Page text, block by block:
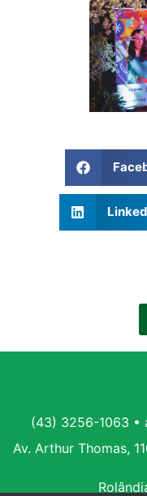
(43) 3256-1063 •
Av. Arthur Thomas,